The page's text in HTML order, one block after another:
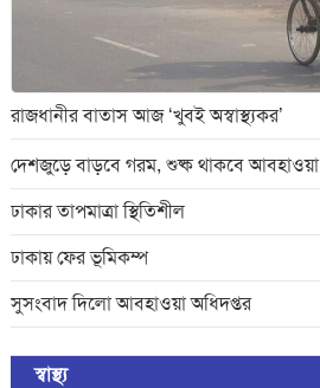
রাজধানীর বাতাস আজ ‘খুবই অস্বাস্থ্যকর’
দেশজুড়ে বাড়বে গরম, শুষ্ক থাকবে আবহাওয়া
ঢাকার তাপমাত্রা স্থিতিশীল
ঢাকায় ফের ভূমিকম্প
সুসংবাদ দিলো আবহাওয়া অধিদপ্তর
স্বাস্থ্য